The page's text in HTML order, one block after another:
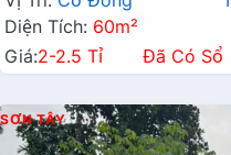
Diện Tích: 60m²
Giá:2-2.5 Tỉ Đã Có Sổ
SƠN TÂY